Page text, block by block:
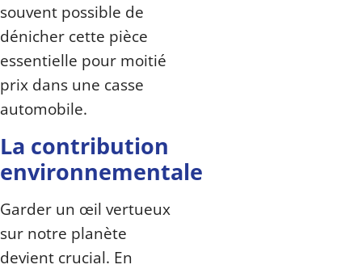
souvent possible de
dénicher cette pièce
essentielle pour moitié
prix dans une casse
automobile.
La contribution
environnementale
Garder un œil vertueux
sur notre planète
devient crucial. En